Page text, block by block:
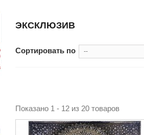
ЭКСКЛЮЗИВ
Сортировать по --
Показано 1 - 12 из 20 товаров